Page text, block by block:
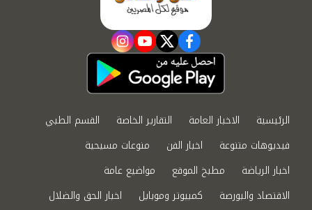
facebook
twitter
youtube
instagram
الرئيسية الاخبار العامة التقارير الخاصة
القسم الطبي
فيديوهات متنوعة
اخبار الفن
منوعات مسيحية
اخبار الرياضة
مطبخ الموقع
مواضيع عامة
الاقتصاد والبورصة
كمبيوتر وموبايل
اخبار الحق والضلال